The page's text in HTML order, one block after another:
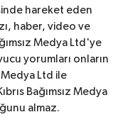
hareket eden
haber, video ve
Medya Ltd'ye
yorumları onların
Medya Ltd ile
Bağımsız Medya
almaz.